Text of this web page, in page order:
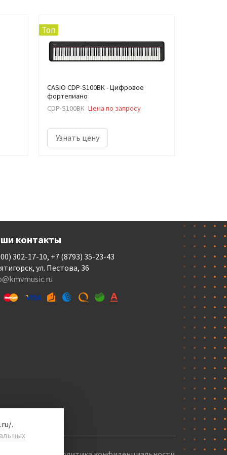
Топ
CASIO CDP-S100BK - Цифровое
фортепиано
CDP-S100BK Цена по запросу
Узнать цену
контакты
302-17-10, +7 (8793) 35-23-43
ул. Пестова, 36
.